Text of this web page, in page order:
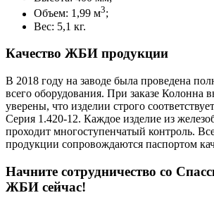
Объем: 1,99 м3;
Вес: 5,1 кг.
Качество ЖБИ продукции
В 2018 году на заводе была проведена
всего оборудования. При заказе Колонна
уверены, что изделии строго
Серия 1.420-12. Каждое изделие из
проходит многоступенчатый контроль.
продукции сопровождаются паспортом
Начните сотрудничество со
ЖБИ сейчас!